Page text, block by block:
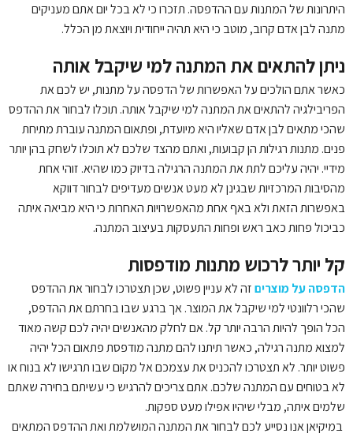
היתרונות של המתנות עם ההדפסה. תזכרו כי לא בכל יום אתם מעניקים
מתנה לבן אדם קרוב, מוטב כי היא תהיה ייחודית ויוצאת מן הכלל.
ניתן להתאים את המתנה למי שיקבל אותה
כאשר אתם הולכים על האפשרות של הדפסה על מתנות, יש לכם את
הפריבילגיה להתאים את המתנה למי שיקבל אותה. תוכלו לבחור את ההדפס
שהכי מתאים לבן אדם שאליו היא מיועדת, ופתאום המתנה עוברת מתיחת
פנים. מתנות רגילות הן קבועות, ואתם מהצד שלכם לא תוכלו לשחק בהן יותר
מידיי. יהיה עליכם לתת את המתנה הרגילה בדיוק כמו שהיא. זוהי אחת
מהסיבות המרכזיות שבגינן לא מעט אנשים מעדיפים לבחור דווקא
באפשרות הזאת ולא באף אחת מהאפשרויות האחרות כי היא מביאה איתה
כביכול פחות כאב ראש ופחות התעסקות בעיצוב המתנה.
קל יותר לרכוש מתנות מודפסות
הדפסה על מוצריםזה לא עניין פשוט, שכן תצטרכו לבחור את ההדפס
שהכי רלוונטי למי שיקבל את המוצר. אך ברגע שבו בחרתם את ההדפס,
הכל הופך להיות הרבה יותר קל. אם לחלק מהאנשים יהיה לכם קשה מאוד
למצוא מתנה רגילה, כאשר תיתנו להם מתנה מודפסת פתאום הכל יהיה
פשוט יותר. לא תצטרכו להכניס את עצמכם אל מקום שבו תרגישו לא בנוח או
לא בטוחים עם המתנה שלכם. אתם צריכים להרגיש כי עשיתם בחירה שאתם
שלמים איתה, מבלי שיהיו אפילו מעט ספקות.
במיקיאן אנו נסייע לכם לבחור את המתנה המושלמת ואת ההדפס המתאים